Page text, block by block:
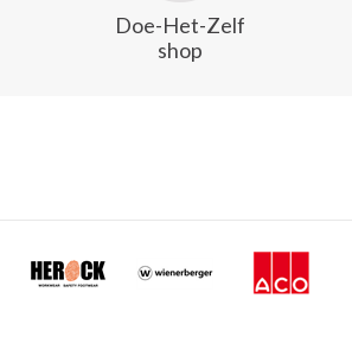
Doe-Het-Zelf
shop